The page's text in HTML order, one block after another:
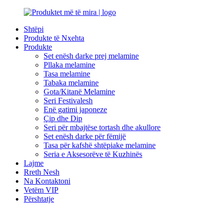
Shtëpi
Produkte të Nxehta
Produkte
Set enësh darke prej melamine
Pllaka melamine
Tasa melamine
Tabaka melamine
Gota/Kitanë Melamine
Seri Festivalesh
Enë gatimi japoneze
Çip dhe Dip
Seri për mbajtëse tortash dhe akullore
Set enësh darke për fëmijë
Tasa për kafshë shtëpiake melamine
Seria e Aksesorëve të Kuzhinës
Lajme
Rreth Nesh
Na Kontaktoni
Vetëm VIP
Përshtatje